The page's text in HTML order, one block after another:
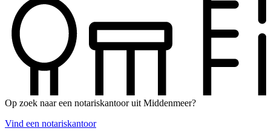
Op zoek naar een notariskantoor uit Middenmeer?
Vind een notariskantoor